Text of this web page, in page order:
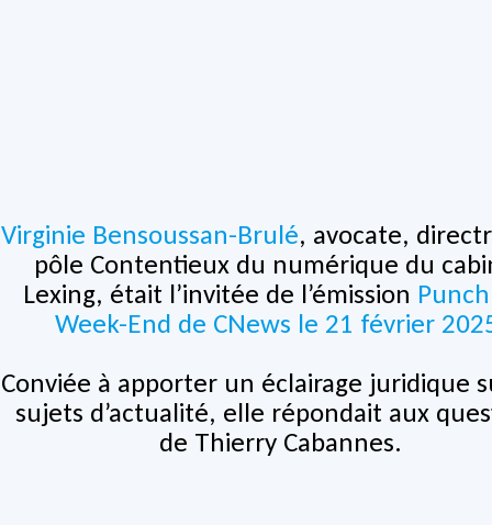
Virginie Bensoussan-Brulé, avocate,
pôle Contentieux du numérique du
Lexing, était l’invitée de l’émission
Week-End de CNews le 21 février
Conviée à apporter un éclairage juridique
sujets d’actualité, elle répondait aux
de Thierry Cabannes.